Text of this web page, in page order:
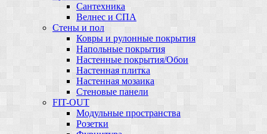
Сантехника
Велнес и СПА
Стены и пол
Ковры и рулонные покрытия
Напольные покрытия
Настенные покрытия/Обои
Настенная плитка
Настенная мозаика
Стеновые панели
FIT-OUT
Модульные пространства
Розетки